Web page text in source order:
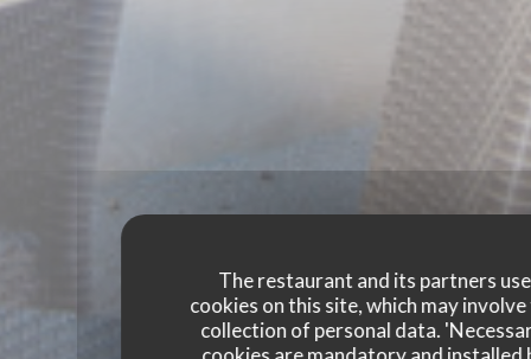
The restaurant and its partners use
cookies on this site, which may
collection of personal data.